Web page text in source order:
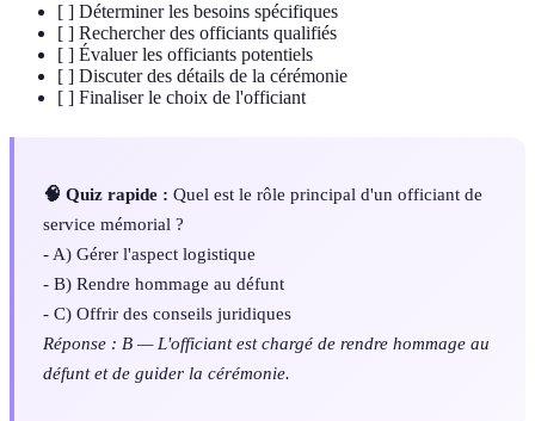
[ ] Déterminer les besoins spécifiques
[ ] Rechercher des officiants qualifiés
[ ] Évaluer les officiants potentiels
[ ] Discuter des détails de la cérémonie
[ ] Finaliser le choix de l'officiant
🧠 Quiz rapide : Quel est le rôle principal d'un officiant de
service mémorial ?
- A) Gérer l'aspect logistique
- B) Rendre hommage au défunt
- C) Offrir des conseils juridiques
Réponse : B — L'officiant est chargé de rendre hommage au
défunt et de guider la cérémonie.